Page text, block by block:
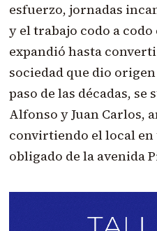
esfuerzo, jornadas
y el trabajo codo a
expandió hasta
sociedad que dio
paso de las décadas,
Alfonso y Juan Carlos,
convirtiendo el local
obligado de la avenida